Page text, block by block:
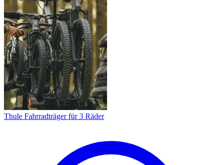
Thule Fahrradträger für 3 Räder